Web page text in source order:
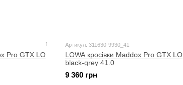
1
Pro GTX LO
Артикул: 311630-9930_41
LOWA кросівки Maddox Pro GTX LO
black-grey 41.0
9 360 грн